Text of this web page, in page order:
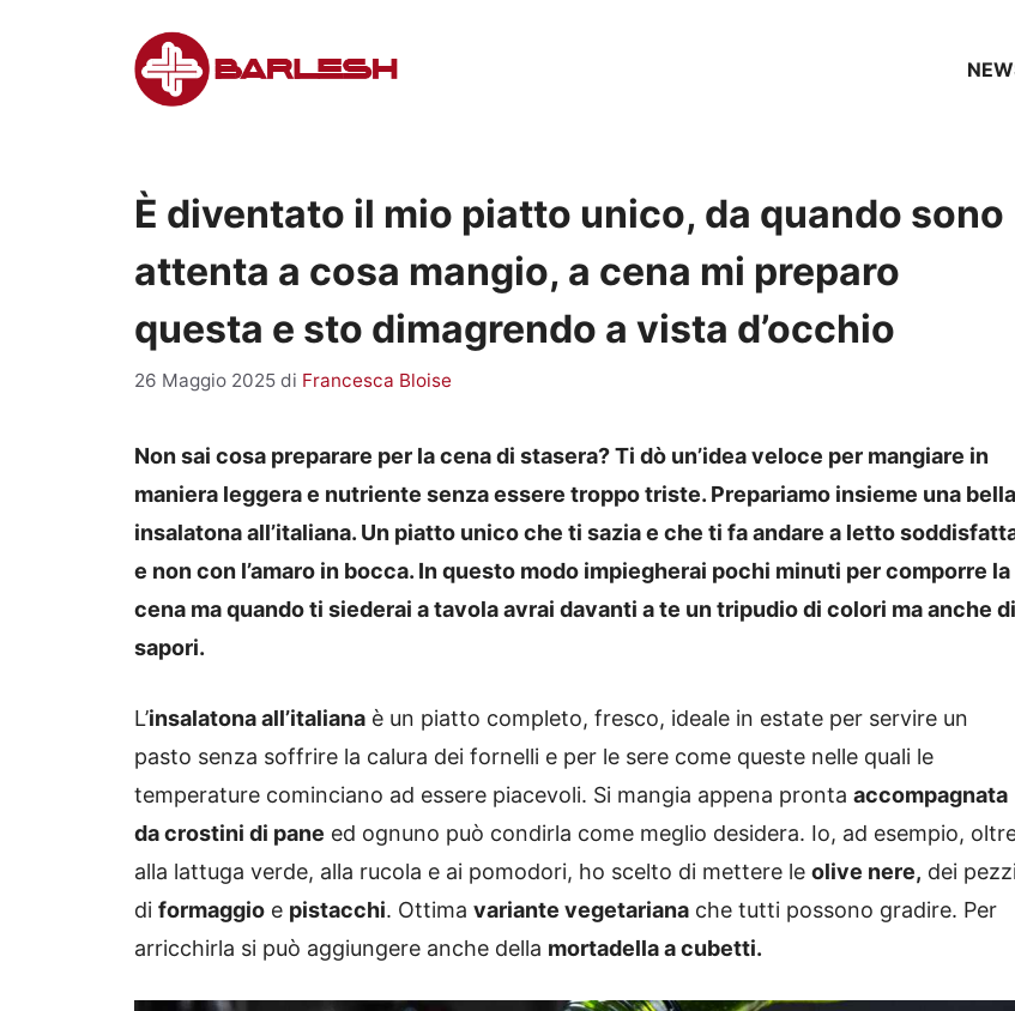
È diventato il mio piatto unico, da quando sono
attenta a cosa mangio, a cena mi preparo
questa e sto dimagrendo a vista d’occhio
26 Maggio 2025 di Francesca Bloise
Non sai cosa preparare per la cena di stasera? Ti dò un’idea veloce per mangiare in
maniera leggera e nutriente senza essere troppo triste. Prepariamo insieme una bella
insalatona all’italiana. Un piatto unico che ti sazia e che ti fa andare a letto
e non con l’amaro in bocca. In questo modo impiegherai pochi minuti per comporre la
cena ma quando ti siederai a tavola avrai davanti a te un tripudio di colori ma anche di
sapori.
L’insalatona all’italiana è un piatto completo, fresco, ideale in estate per servire un
pasto senza soffrire la calura dei fornelli e per le sere come queste nelle quali le
temperature cominciano ad essere piacevoli. Si mangia appena pronta accompagnata
da crostini di pane ed ognuno può condirla come meglio desidera. Io, ad esempio,
alla lattuga verde, alla rucola e ai pomodori, ho scelto di mettere le olive nere, dei
di formaggio e pistacchi. Ottima variante vegetariana che tutti possono gradire. Per
arricchirla si può aggiungere anche della mortadella a cubetti.